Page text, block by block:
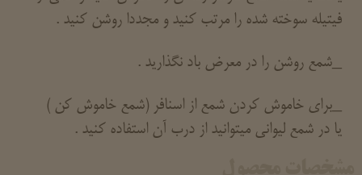
فیتیله سوخته شده را مرتب کنید و مجددا روشن کنید .
_شمع روشن را در معرض باد نگذارید .
_برای خاموش کردن شمع از اسنافر (شمع خاموش کن )
یا در شمع لیوانی میتوانید از درب آن استفاده کنید .